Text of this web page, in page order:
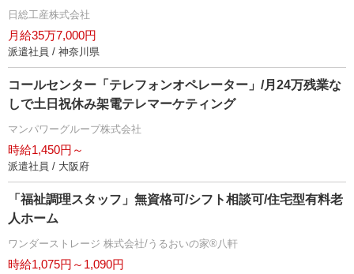
日総工産株式会社
月給35万7,000円
派遣社員 / 神奈川県
コールセンター「テレフォンオペレーター」/月24万残業な
しで土日祝休み架電テレマーケティング
マンパワーグループ株式会社
時給1,450円～
派遣社員 / 大阪府
「福祉調理スタッフ」無資格可/シフト相談可/住宅型有料老
人ホーム
ワンダーストレージ 株式会社/うるおいの家®八軒
時給1,075円～1,090円